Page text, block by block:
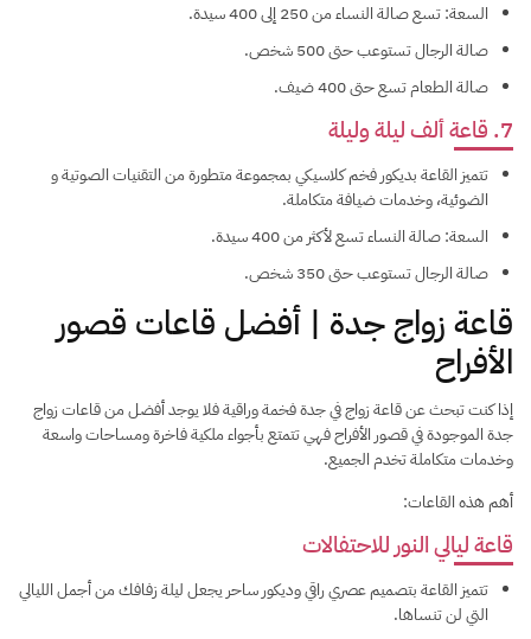
السعة: تسع صالة النساء من 250 إلى 400 سيدة.
صالة الرجال تستوعب حتى 500 شخص.
صالة الطعام تسع حتى 400 ضيف.
7. قاعة ألف ليلة وليلة
تتميز القاعة بديكور فخم كلاسيكي بمجموعة متطورة من التقنيات الصوتية و
الضوئية، وخدمات ضيافة متكاملة.
السعة: صالة النساء تسع لأكثر من 400 سيدة.
صالة الرجال تستوعب حتى 350 شخص.
قاعة زواج جدة | أفضل قاعات قصور
الأفراح
إذا كنت تبحث عن قاعة زواج في جدة فخمة وراقية فلا يوجد أفضل من قاعات زواج
جدة الموجودة في قصور الأفراح فهي تتمتع بأجواء ملكية فاخرة ومساحات واسعة
وخدمات متكاملة تخدم الجميع.
أهم هذه القاعات:
قاعة ليالي النور للاحتفالات
تتميز القاعة بتصميم عصري راقي وديكور ساحر يجعل ليلة زفافك من أجمل الليالي
التي لن تنساها.